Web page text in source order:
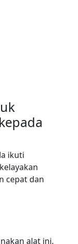
ikuti
cepat dan
alat ini.